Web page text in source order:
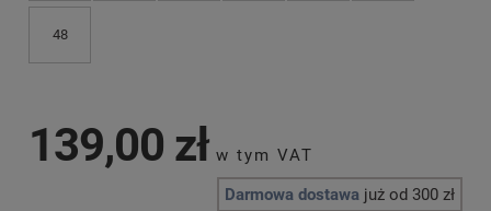
48
139,00 zł
Darmowa dostawa już od 300 zł